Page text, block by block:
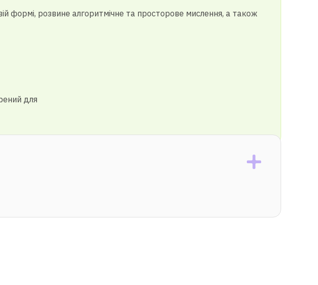
формі, розвине алгоритмічне та просторове мислення, а також
для